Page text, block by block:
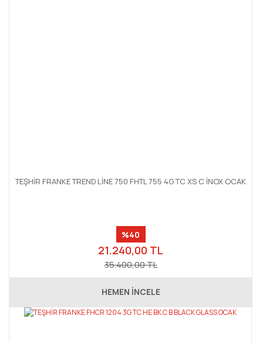
TEŞHİR FRANKE TREND LİNE 750 FHTL 755 4G TC XS C İNOX OCAK
%40
21.240,00 TL
35.400,00 TL
HEMEN İNCELE